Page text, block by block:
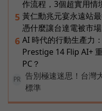
作流程，3個超實用情
5 黃仁勳兆元宴永遠站
憑什麼讓台達電被市
6 AI 時代的行動生產力
Prestige 14 Flip AI+
PC？
PR
告別極速迷思！台灣
標準